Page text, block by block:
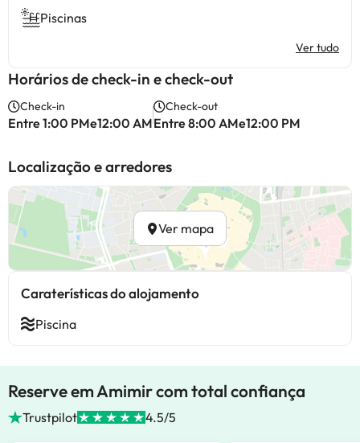
Piscinas
Ver tudo
Horários de check-in e check-out
Check-in
Entre 1:00 PMe12:00 AM
Check-out
Entre 8:00 AMe12:00 PM
Localização e arredores
Ver mapa
Caraterísticas do alojamento
Piscina
Reserve em Amimir com total confiança
Trustpilot 4.5/5